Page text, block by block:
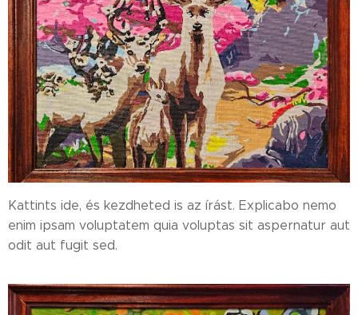
Kattints ide, és kezdheted is az írást. Explicabo nemo
enim ipsam voluptatem quia voluptas sit aspernatur aut
odit aut fugit sed.